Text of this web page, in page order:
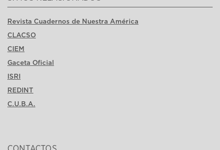
Revista Cuadernos de Nuestra América
CLACSO
CIEM
Gaceta Oficial
ISRI
REDINT
C.U.B.A.